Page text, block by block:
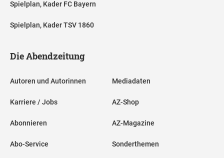
Spielplan, Kader FC Bayern
Spielplan, Kader TSV 1860
Die Abendzeitung
Autoren und Autorinnen
Karriere / Jobs
Abonnieren
Abo-Service
Mediadaten
AZ-Shop
AZ-Magazine
Sonderthemen